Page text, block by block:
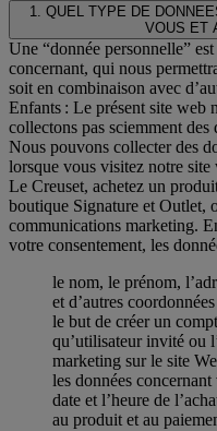
1. QUEL TYPE DE
VOUS ET
Une “donnée personnelle”
concernant, qui nous
soit en combinaison avec
Enfants : Le présent site web
collectons pas sciemment
Nous pouvons collecter des
lorsque vous visitez notre
Le Creuset, achetez un
boutique Signature et Outlet,
communications marketing.
votre consentement, les
le nom, le prénom,
et d’autres
le but de créer un
qu’utilisateur invité ou
marketing sur le site
les données
date et l’heure de
au produit et au